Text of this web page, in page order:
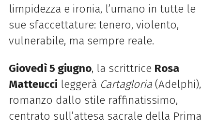
limpidezza e ironia, l’umano in tutte le
sue sfaccettature: tenero, violento,
vulnerabile, ma sempre reale.
Giovedì 5 giugno, la scrittrice Rosa
Matteucci leggerà Cartagloria (Adelphi),
romanzo dallo stile raffinatissimo,
centrato sull’attesa sacrale della Prima